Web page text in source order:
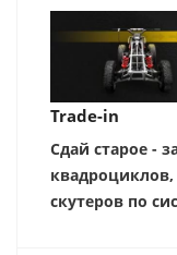
Trade-in
Сдай старое -
скутеров по